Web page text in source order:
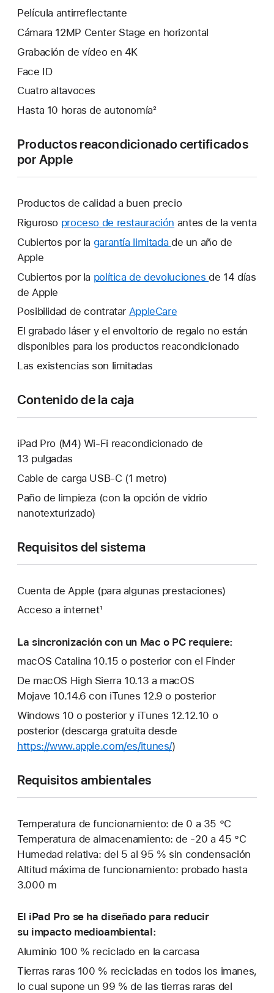
Película antirreflectante
Cámara 12MP Center Stage en horizontal
Grabación de vídeo en 4K
Face ID
Cuatro altavoces
Hasta 10 horas de autonomía²
Productos reacondicionado certificados
por Apple
Productos de calidad a buen precio
Riguroso proceso de restauración antes de la venta
Cubiertos por la garantía limitada Se
una
de un año de
Apple
Cubiertos por la política de devoluciones Se
nueva.
de 14 días
de Apple
Posibilidad de contratar AppleCare
abrirá
una
El grabado láser y el envoltorio de regalo no están
disponibles para los productos reacondicionado
Las existencias son limitadas
Contenido de la caja
iPad Pro (M4) Wi-Fi reacondicionado de
13 pulgadas
Cable de carga USB‑C (1 metro)
Paño de limpieza (con la opción de vidrio
nanotexturizado)
Requisitos del sistema
Cuenta de Apple (para algunas prestaciones)
Acceso a internet¹
La sincronización con un Mac o PC requiere:
macOS Catalina 10.15 o posterior con el Finder
De macOS High Sierra 10.13 a macOS
Mojave 10.14.6 con iTunes 12.9 o posterior
Windows 10 o posterior y iTunes 12.12.10 o
posterior (descarga gratuita desde
https://www.apple.com/es/itunes/)
Requisitos ambientales
Temperatura de funcionamiento: de 0 a 35 °C
Temperatura de almacenamiento: de -20 a 45 °C
Humedad relativa: del 5 al 95 % sin condensación
Altitud máxima de funcionamiento: probado hasta
3.000 m
El iPad Pro se ha diseñado para reducir
su impacto medioambiental:
Aluminio 100 % reciclado en la carcasa
Tierras raras 100 % recicladas en todos los imanes,
lo cual supone un 99 % de las tierras raras del